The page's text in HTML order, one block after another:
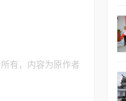
有，内容为原作者